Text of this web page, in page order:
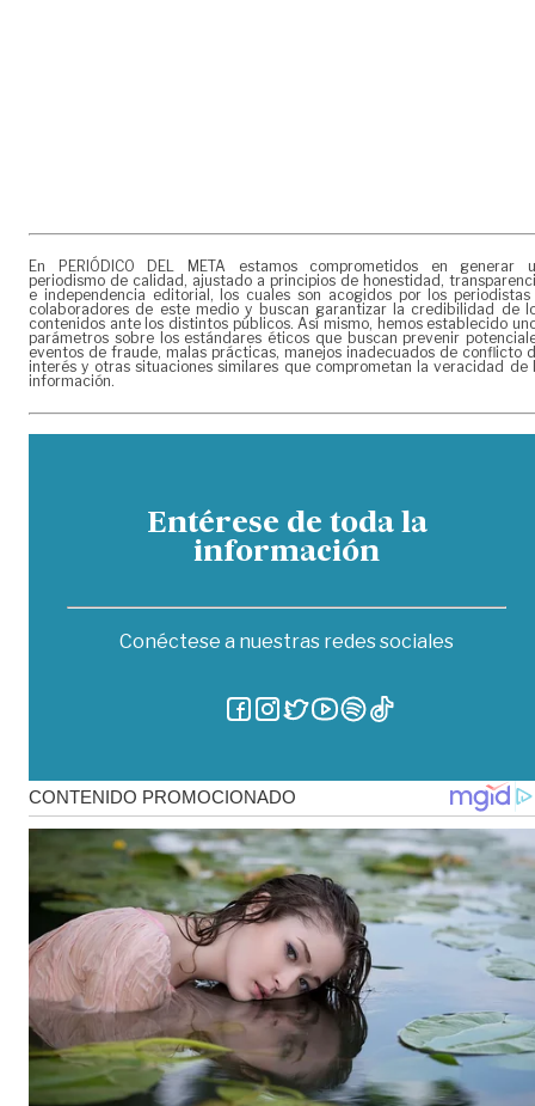
En PERIÓDICO DEL META estamos comprometidos en generar
periodismo de calidad, ajustado a principios de honestidad,
e independencia editorial, los cuales son acogidos por los periodistas
colaboradores de este medio y buscan garantizar la credibilidad de
contenidos ante los distintos públicos. Así mismo, hemos establecido
parámetros sobre los estándares éticos que buscan prevenir
eventos de fraude, malas prácticas, manejos inadecuados de conflicto
interés y otras situaciones similares que comprometan la veracidad de
información.
Entérese de toda la
información
Conéctese a nuestras redes sociales